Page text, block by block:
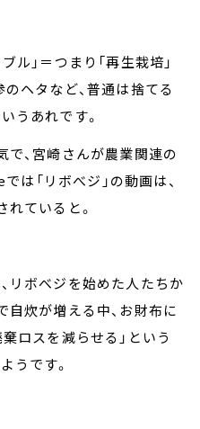
ル」＝つまり「再生栽培」
ヘタなど、普通は捨てる
うあれです。
で、宮崎さんが農業関連の
は「リボべジ」の動画は、
れていると。
リボべジを始めた人たちか
自炊が増える中、お財布に
ロスを減らせる」という
うです。